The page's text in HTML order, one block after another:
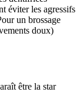
éviter les agressifs
un brossage
doux)
être la star